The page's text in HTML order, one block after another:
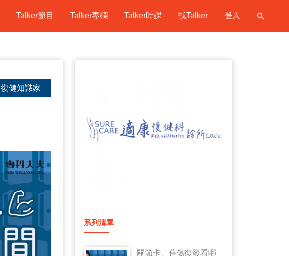
Talker節目 Talker專欄 Talker時課 找Talker 登入
復健知識家
系列清單
關節卡、舊傷復發看哪